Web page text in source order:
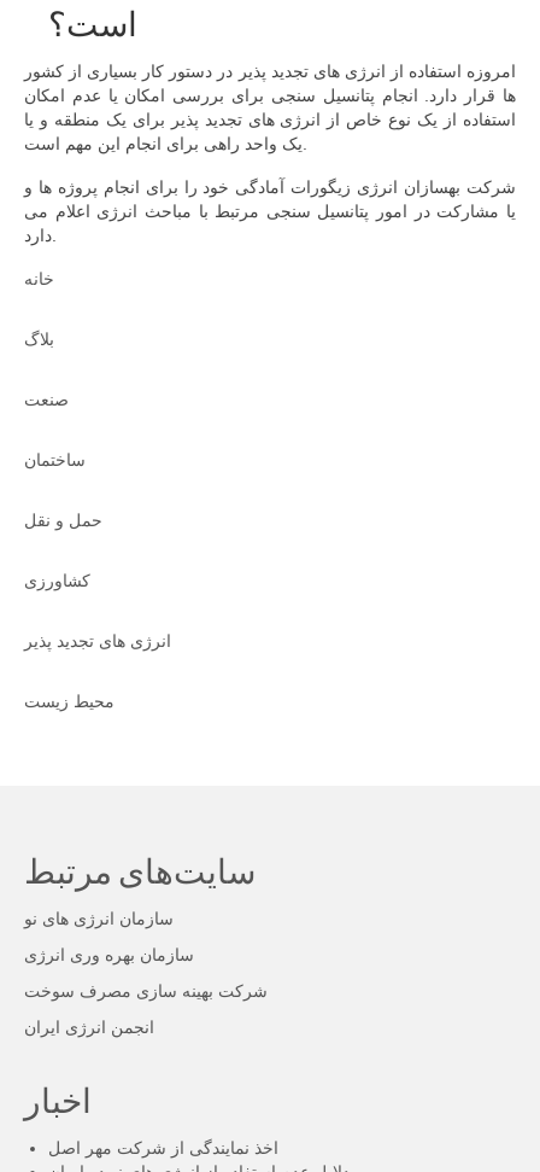
است؟
امروزه استفاده از انرژی های تجدید پذیر در دستور کار بسیاری از کشور
ها قرار دارد. انجام پتانسیل سنجی برای بررسی امکان یا عدم امکان
استفاده از یک نوع خاص از انرژی های تجدید پذیر برای یک منطقه و یا
شرکت بهسازان انرژی زیگورات آمادگی خود را برای انجام پروژه ها و
یا مشارکت در امور پتانسیل سنجی مرتبط با مباحث انرژی اعلام می
خانه
بلاگ
صنعت
ساختمان
حمل و نقل
کشاورزی
انرژی های تجدید پذیر
محیط زیست
سایت‌های مرتبط
سازمان انرژی های نو
سازمان بهره وری انرژی
شرکت بهینه سازی مصرف سوخت
انجمن انرژی ایران
اخبار
اخذ نمایندگی از شرکت مهر اصل